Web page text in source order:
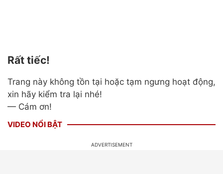
Rất tiếc!
Trang này không tồn tại hoặc tạm ngưng hoạt động,
xin hãy kiểm tra lại nhé!
— Cám ơn!
VIDEO NỔI BẬT